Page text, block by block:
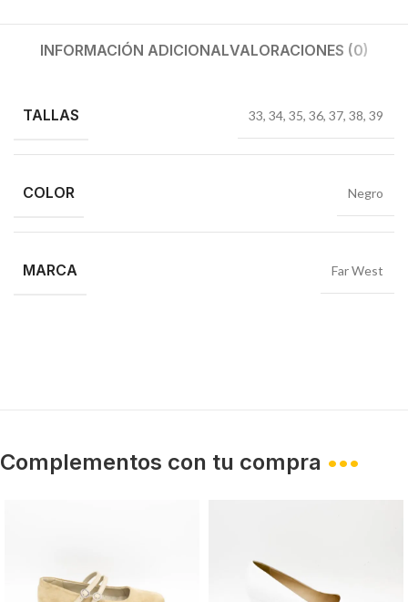
INFORMACIÓN ADICIONALVALORACIONES (0)
TALLAS 33, 34, 35, 36, 37, 38, 39
COLOR Negro
MARCA Far West
Complementos con tu compra •••